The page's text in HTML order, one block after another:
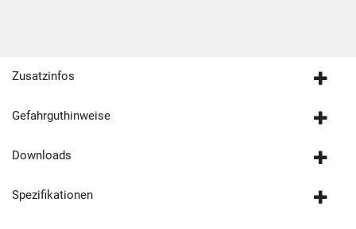
Zusatzinfos
Gefahrguthinweise
Downloads
Spezifikationen